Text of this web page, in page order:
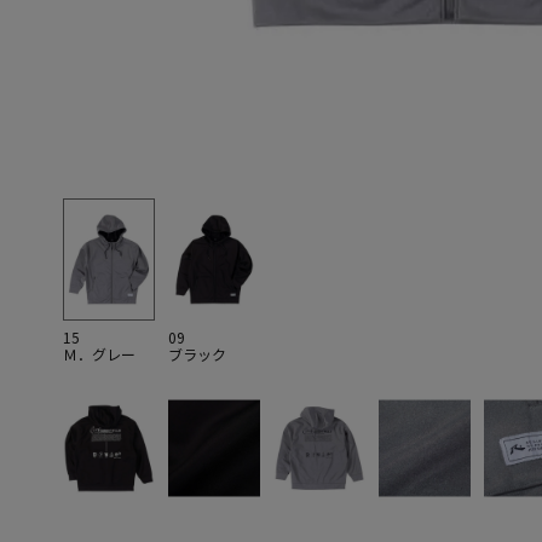
15
Ｍ．グレー
09
ブラック